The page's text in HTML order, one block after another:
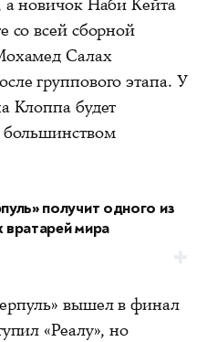
новичок Наби Кейта
со всей сборной
Салах
группового этапа. У
Клоппа будет
большинством
получит одного из
вратарей мира
вышел в финал
«Реалу», но